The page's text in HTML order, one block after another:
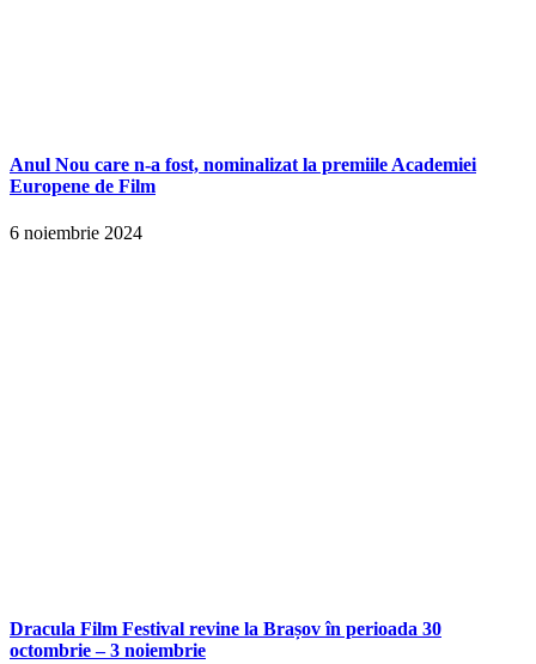
Anul Nou care n-a fost, nominalizat la premiile Academiei
Europene de Film
6 noiembrie 2024
Dracula Film Festival revine la Brașov în perioada 30
octombrie – 3 noiembrie